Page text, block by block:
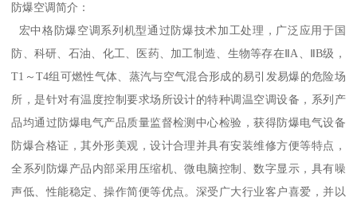
防爆空调简介：
宏中格防爆空调系列机型通过防爆技术加工处理，广泛应用于国
防、科研、石油、化工、医药、加工制造、生物等存在ⅡA、ⅡB级，
T1～T4组可燃性气体、蒸汽与空气混合形成的易引发易爆的危险场
所，是针对有温度控制要求场所设计的特种调温空调设备，系列产
品均通过防爆电气产品质量监督检测中心检验，获得防爆电气设备
防爆合格证，其外形美观，设计合理并具有安装维修方便等特点，
全系列防爆产品内部采用压缩机、微电脑控制、数字显示，具有噪
声低、性能稳定、操作简便等优点。深受广大行业客户喜爱，并以